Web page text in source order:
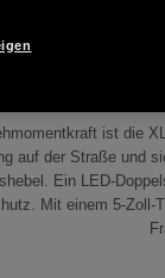
ist die
auf der Straße und
Ein LED-
Mit einem 5-